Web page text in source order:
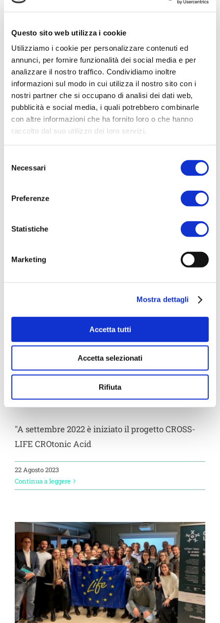
Questo sito web utilizza i cookie
Utilizziamo i cookie per personalizzare contenuti ed
annunci, per fornire funzionalità dei social media e per
analizzare il nostro traffico. Condividiamo inoltre
informazioni sul modo in cui utilizza il nostro sito con i
nostri partner che si occupano di analisi dei dati web,
pubblicità e social media, i quali potrebbero combinarle
con altre informazioni che ha fornito loro o che hanno
raccolto dal suo utilizzo dei loro servizi.
delNecessari
Preferenze
Statistiche
Marketing
Mostra dettagli
Accetta tutti
Accetta selezionati
Rifiuta
Herambiente nuovo
partner del CROSS!
In occasione della visita di monitoraggio, è stato
10 Aprile 2024
Progetto CROSS-LIFE: la
simbiosi industriale per
produrre acido crotonico
dai fanghi
"A settembre 2022 è iniziato il progetto CROSS-
LIFE CROtonic Acid
22 Agosto 2023
Continua a leggere